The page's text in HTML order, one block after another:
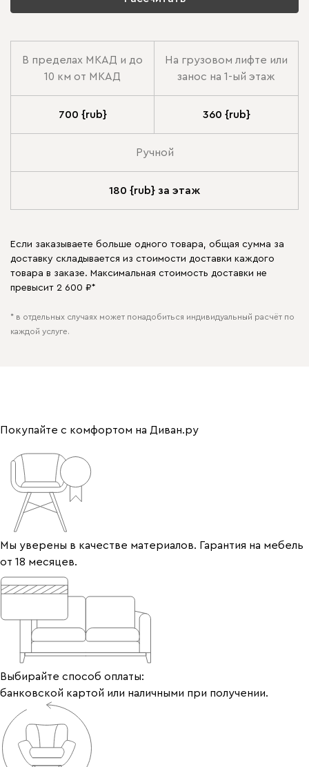
В пределах МКАД и до
10 км от МКАД
На грузовом лифте или
занос на 1-ый этаж
700 {rub} 360 {rub}
Ручной
180 {rub} за этаж
Если заказываете больше одного товара, общая сумма за
доставку складывается из стоимости доставки каждого
товара в заказе. Максимальная стоимость доставки не
превысит 2 600 ₽*
* в отдельных случаях может понадобиться индивидуальный расчёт по
каждой услуге.
Покупайте с комфортом на Диван.ру
Мы уверены в качестве материалов. Гарантия на мебель
от 18 месяцев.
Выбирайте способ оплаты:
банковской картой или наличными при получении.